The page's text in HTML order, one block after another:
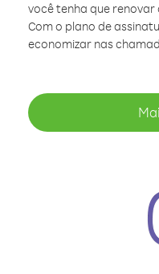
você tenha que
Com o plano de
economizar nas